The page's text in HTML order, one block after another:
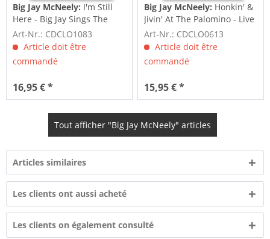
Big Jay McNeely: I'm Still
Here - Big Jay Sings The
Blues (CD)
Art-Nr.: CDCLO1083
Article doit être
commandé
16,95 € *
Big Jay McNeely: Honkin' &
Jivin' At The Palomino - Live
1989...
Art-Nr.: CDCLO0613
Article doit être
commandé
15,95 € *
Tout afficher "Big Jay McNeely" articles
Articles similaires
Les clients ont aussi acheté
Les clients on également consulté